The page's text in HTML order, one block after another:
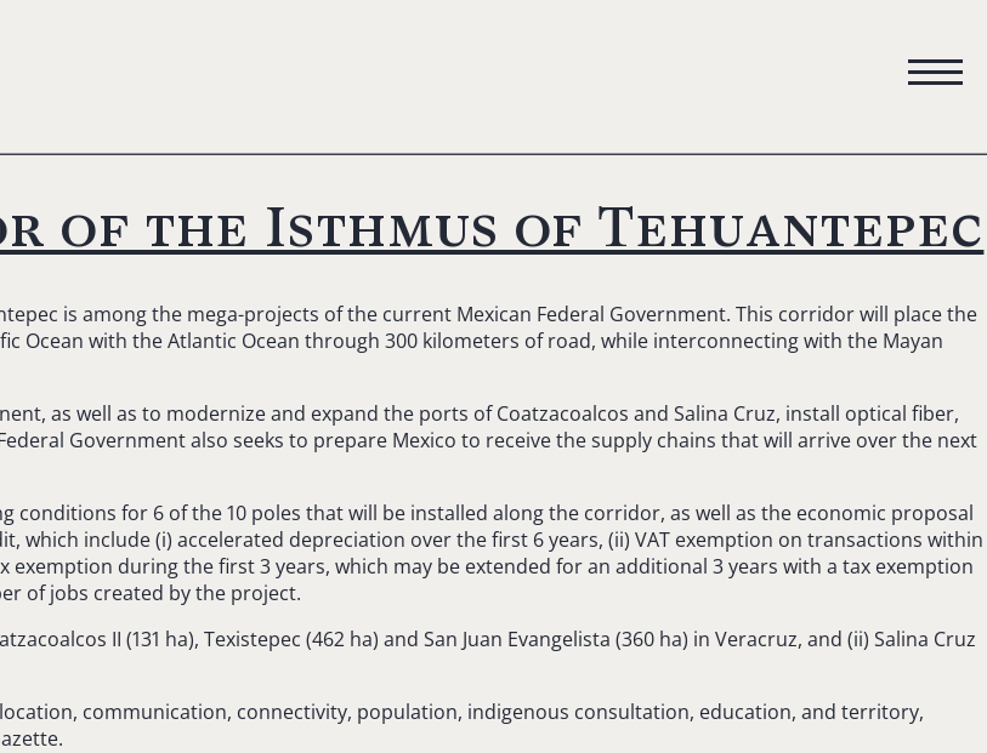
the Isthmus of Tehuantepec
is among the mega-projects of the current Mexican Federal Government. This corridor will place the
Ocean with the Atlantic Ocean through 300 kilometers of road, while interconnecting with the Mayan
as well as to modernize and expand the ports of Coatzacoalcos and Salina Cruz, install optical fiber,
Government also seeks to prepare Mexico to receive the supply chains that will arrive over the next
conditions for 6 of the 10 poles that will be installed along the corridor, as well as the economic proposal
which include (i) accelerated depreciation over the first 6 years, (ii) VAT exemption on transactions within
during the first 3 years, which may be extended for an additional 3 years with a tax exemption
of jobs created by the project.
II (131 ha), Texistepec (462 ha) and San Juan Evangelista (360 ha) in Veracruz, and (ii) Salina Cruz
communication, connectivity, population, indigenous consultation, education, and territory,